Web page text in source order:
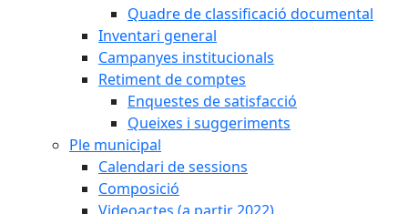
Quadre de classificació documental
Inventari general
Campanyes institucionals
Retiment de comptes
Enquestes de satisfacció
Queixes i suggeriments
Ple municipal
Calendari de sessions
Composició